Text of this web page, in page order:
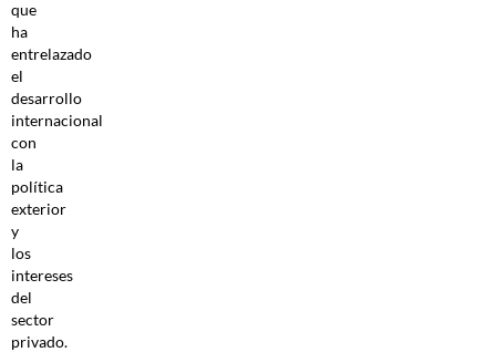
que
ha
entrelazado
el
desarrollo
internacional
con
la
política
exterior
y
los
intereses
del
sector
privado.